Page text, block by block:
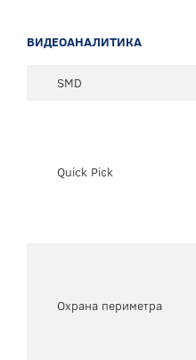
ВИДЕОАНАЛИТИКА
SMD
Quick Pick
Охрана периметра